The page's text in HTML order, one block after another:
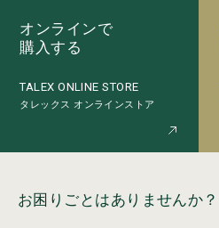
オンラインで
購入する
TALEX ONLINE STORE
タレックス オンラインストア
お困りごとはありませんか？